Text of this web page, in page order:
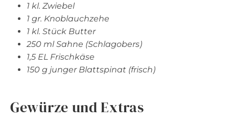
1 kl. Zwiebel
1 gr. Knoblauchzehe
1 kl. Stück Butter
250 ml Sahne (Schlagobers)
1,5 EL Frischkäse
150 g junger Blattspinat (frisch)
Gewürze und Extras